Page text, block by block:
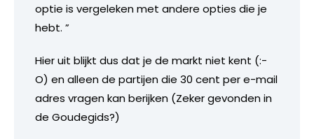
optie is vergeleken met andere opties die je
hebt. ”
Hier uit blijkt dus dat je de markt niet kent (:-
O) en alleen de partijen die 30 cent per e-mail
adres vragen kan berijken (Zeker gevonden in
de Goudegids?)